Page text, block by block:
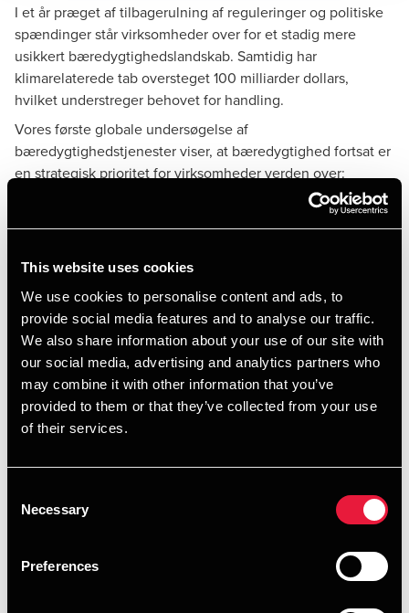
This website uses cookies
We use cookies to personalise content and ads, to
provide social media features and to analyse our traffic.
We also share information about your use of our site with
our social media, advertising and analytics partners who
may combine it with other information that you’ve
provided to them or that they’ve collected from your use
of their services.
Selection
Necessary
Preferences
I et år præget af tilbagerulning af reguleringer og politiske
spændinger står virksomheder over for et stadig mere
usikkert bæredygtighedslandskab. Samtidig har
klimarelaterede tab oversteget 100 milliarder dollars,
hvilket understreger behovet for handling.
Vores første globale undersøgelse af
bæredygtighedstjenester viser, at bæredygtighed fortsat er
en strategisk prioritet for virksomheder verden over:
87 % af respondenterne siger, at bæredygtighed er
vigtig for deres forretningsstrategi
83 % rapporterer, at et integreret
bæredygtighedsprogram giver en konkurrencefordel
Pernille Nielherdt Kjerulff
Partner, Advisory
Rapporten undersøger:
Regionale dynamikker – fra usikkerhed omkring
Strategiske indsigter – hvorfor virksomheder
udfordringer